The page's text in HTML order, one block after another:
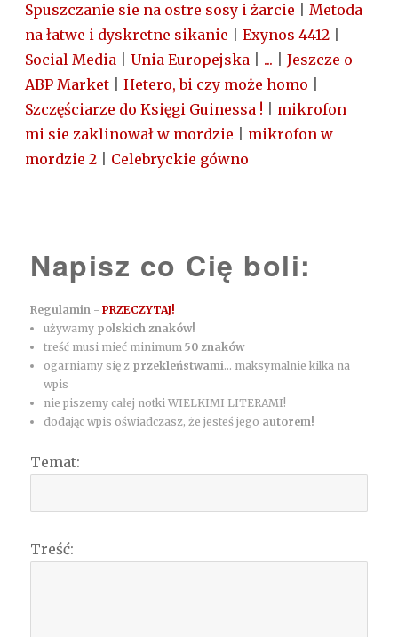
Spuszczanie sie na ostre sosy i żarcie
Metoda
na łatwe i dyskretne sikanie
Exynos 4412
Social Media
Unia Europejska ...
Jeszcze o
ABP Market
Hetero, bi czy może homo
Szczęściarze do Księgi Guinessa !
mikrofon
mi sie zaklinował w mordzie
mikrofon w
mordzie 2
Celebryckie gówno
Napisz co Cię boli:
Regulamin -PRZECZYTAJ!
używamy polskich znaków!
treść musi mieć minimum50 znaków
ogarniamy się z przekleństwami... maksymalnie kilka na
wpis
nie piszemy całej notki WIELKIMI LITERAMI!
dodając wpis oświadczasz, że jesteś jego autorem!
Temat:
Treść: